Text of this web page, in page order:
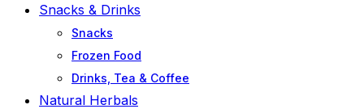
Snacks & Drinks
Snacks
Frozen Food
Drinks, Tea & Coffee
Natural Herbals